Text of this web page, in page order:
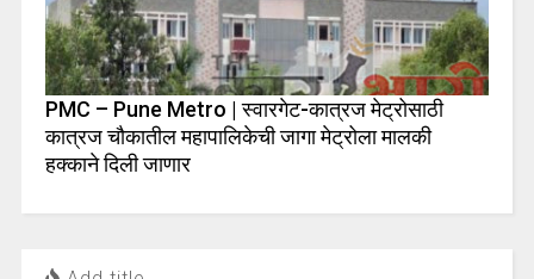
PMC – Pune Metro | स्वारगेट-कात्रज मेट्रोसाठी
कात्रज चौकातील महापालिकेची जागा मेट्रोला मालकी
हक्काने दिली जाणार